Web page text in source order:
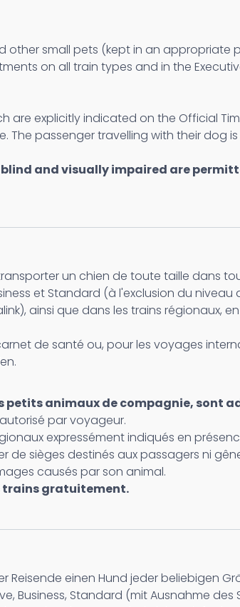
small pets (kept in an appropriate
on all train types and in the
are explicitly indicated on the Official
The passenger travelling with their dog
and visually impaired are
un chien de toute taille dans
et Standard (à l'exclusion du
ainsi que dans les trains régionaux,
de santé ou, pour les voyages
petits animaux de compagnie, sont
par voyageur.
expressément indiqués en
sièges destinés aux passagers ni
causés par son animal.
trains gratuitement.
Reisende einen Hund jeder beliebigen
Business, Standard (mit Ausnahme